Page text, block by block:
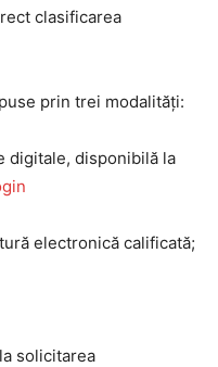
clasificarea
prin trei modalități:
digitale, disponibilă la
electronică calificată;
solicitarea